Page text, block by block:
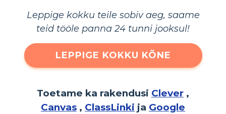
Leppige kokku teile sobiv aeg, saame
teid tööle panna 24 tunni jooksul!
LEPPIGE KOKKU KÕNE
Toetame ka rakendusi Clever ,
Canvas , ClassLinki ja Google